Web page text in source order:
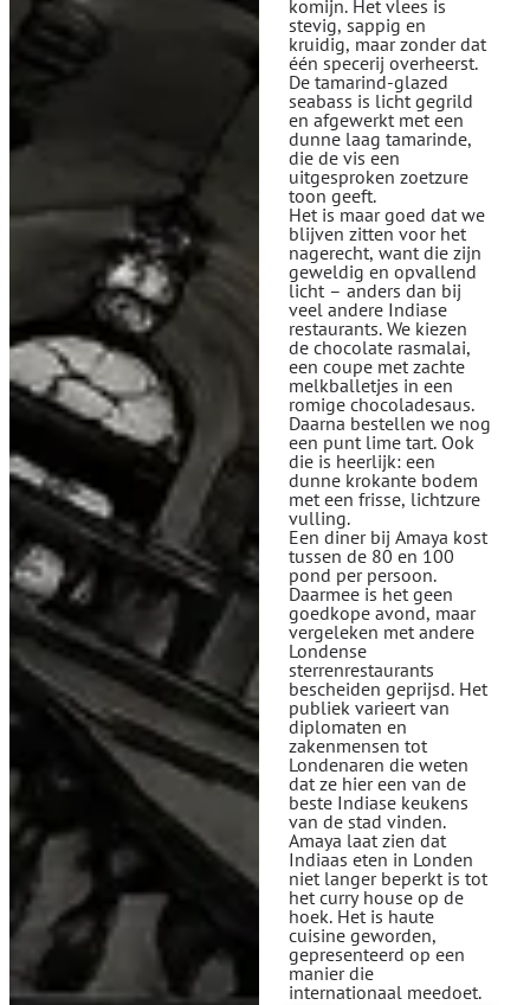
komijn. Het vlees is
stevig, sappig en
kruidig, maar zonder dat
één specerij overheerst.
De tamarind-glazed
seabass is licht gegrild
en afgewerkt met een
dunne laag tamarinde,
die de vis een
uitgesproken zoetzure
toon geeft.
Het is maar goed dat we
blijven zitten voor het
nagerecht, want die zijn
geweldig en opvallend
licht – anders dan bij
veel andere Indiase
restaurants. We kiezen
de chocolate rasmalai,
een coupe met zachte
melkballetjes in een
romige chocoladesaus.
Daarna bestellen we nog
een punt lime tart. Ook
die is heerlijk: een
dunne krokante bodem
met een frisse, lichtzure
vulling.
Een diner bij Amaya kost
tussen de 80 en 100
pond per persoon.
Daarmee is het geen
goedkope avond, maar
vergeleken met andere
Londense
sterrenrestaurants
bescheiden geprijsd. Het
publiek varieert van
diplomaten en
zakenmensen tot
Londenaren die weten
dat ze hier een van de
beste Indiase keukens
van de stad vinden.
Amaya laat zien dat
Indiaas eten in Londen
niet langer beperkt is tot
het curry house op de
hoek. Het is haute
cuisine geworden,
gepresenteerd op een
manier die
internationaal meedoet.